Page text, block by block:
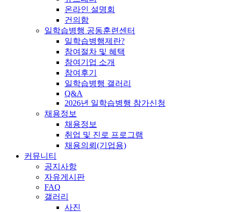
온라인 설명회
건의함
일학습병행 공동훈련센터
일학습병행제란?
참여절차 및 혜택
참여기업 소개
참여후기
일학습병행 갤러리
Q&A
2026년 일학습병행 참가신청
채용정보
채용정보
취업 및 진로 프로그램
채용의뢰(기업용)
커뮤니티
공지사항
자유게시판
FAQ
갤러리
사진